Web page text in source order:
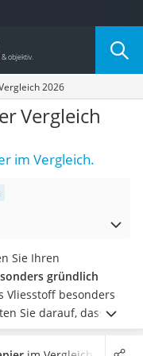
2026
Vergleich
im Vergleich.
Sie Ihren
gründlich
Vliesstoff besonders
Sie darauf, dass die
dermatologisch